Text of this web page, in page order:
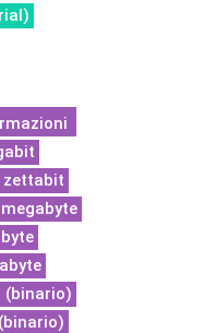
zettabit
megabyte
(binario)